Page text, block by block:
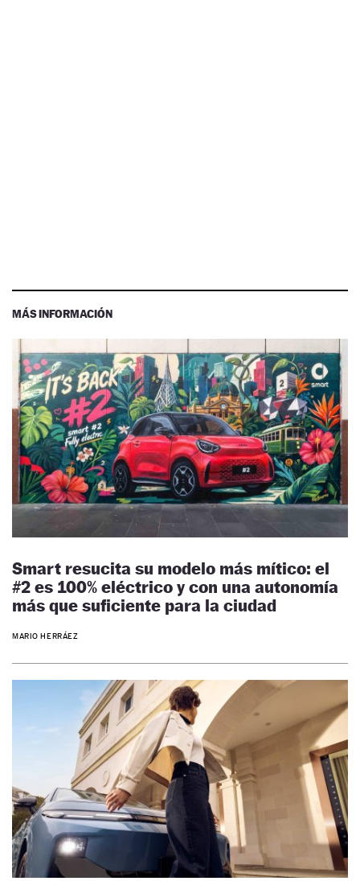
MÁS INFORMACIÓN
Smart resucita su modelo más mítico: el
#2 es 100% eléctrico y con una autonomía
más que suficiente para la ciudad
MARIO HERRÁEZ